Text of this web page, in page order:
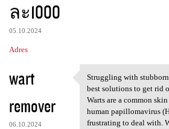
ละ1000
05.10.2024
Adres
wart
remover
06.10.2024
Struggling with
Struggling with
best solutions to get rid
Warts are a common
human papillomavirus
frustrating to deal with.